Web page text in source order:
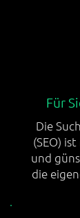
Für
Die
(SEO)
und
die